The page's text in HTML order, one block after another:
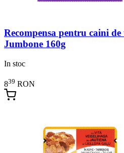
Recompensa pentru caini
Jumbone 160g
In stoc
839 RON